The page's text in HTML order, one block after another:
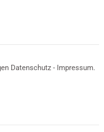
Datenschutz - Impressum.